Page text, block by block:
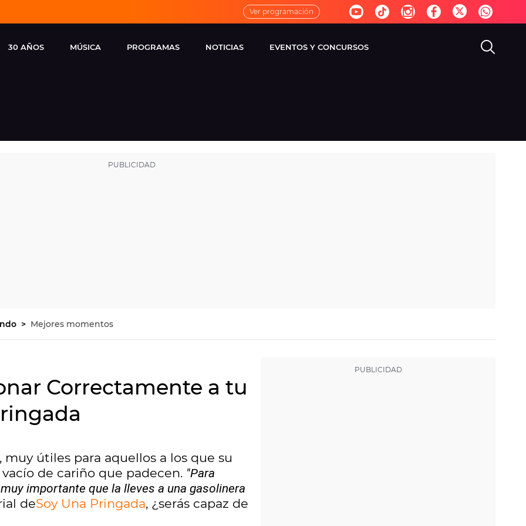
Ver programación
30 AÑOS MÚSICA
FM
PROGRAMAS
VIRALES
NOTICIAS EVENTOS Y CONCURSOS
Mejores momentos
Correctamente a tu
muy útiles para aquellos a los que su
de cariño que padecen. "Para
importante que la lleves a una gasolinera
deSoy Una Pringada, ¿serás capaz de